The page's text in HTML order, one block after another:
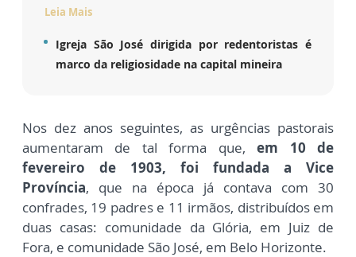
Leia Mais
Igreja São José dirigida por redentoristas é
marco da religiosidade na capital mineira
Nos dez anos seguintes, as urgências pastorais
aumentaram de tal forma que, em 10 de
fevereiro de 1903, foi fundada a Vice
Província, que na época já contava com 30
confrades, 19 padres e 11 irmãos, distribuídos em
duas casas: comunidade da Glória, em Juiz de
Fora, e comunidade São José, em Belo Horizonte.